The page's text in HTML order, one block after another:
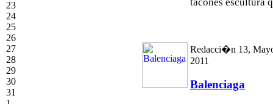
23
24
25
26
27
28
29
30
31
tacones escultura
Redacci�n 13,
2011
Balenciaga